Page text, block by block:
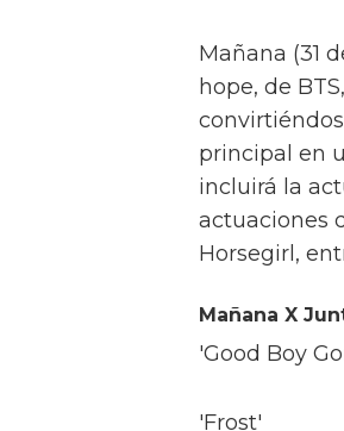
Mañana (31
hope, de
principal en
incluirá la
actuaciones
Horsegirl,
Mañana X
'Good Boy
'Frost'